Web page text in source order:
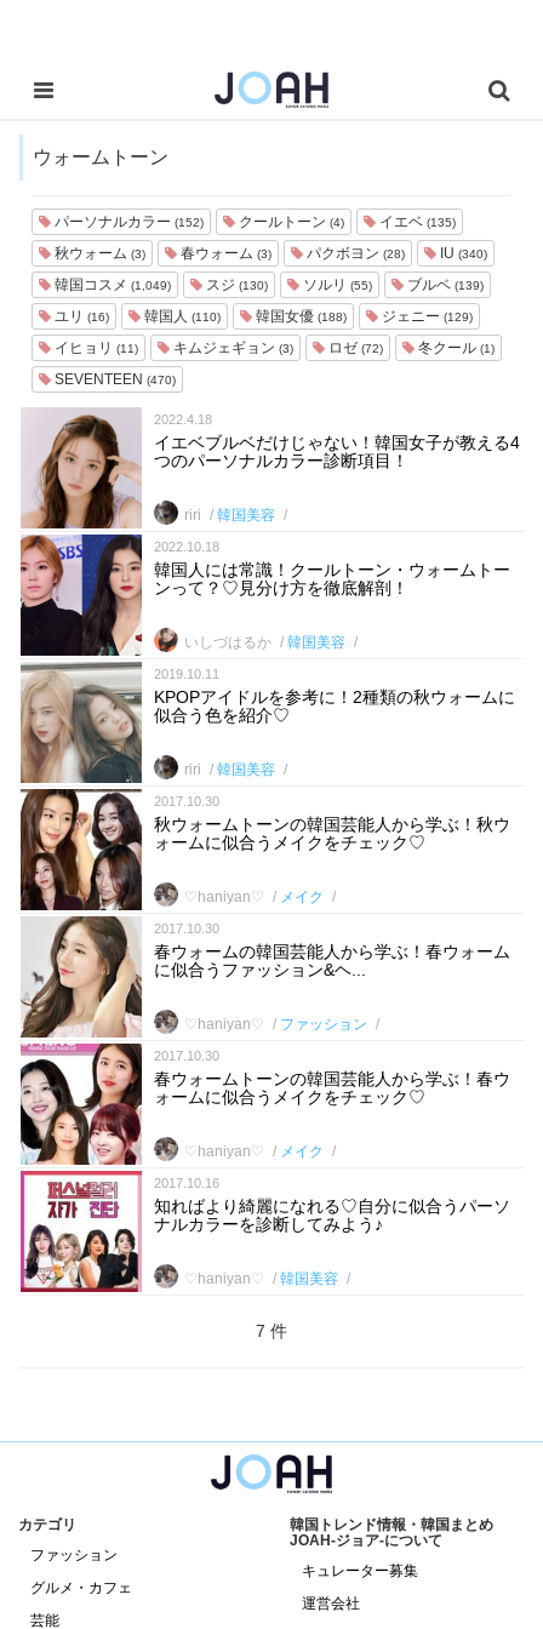
ウォームトーン
パーソナルカラー (152) クールトーン (4) イエベ (135)
秋ウォーム (3) 春ウォーム (3) パクボヨン (28) IU (340)
韓国コスメ (1,049) スジ (130) ソルリ (55) ブルベ (139)
ユリ (16) 韓国人 (110) 韓国女優 (188) ジェニー (129)
イヒョリ (11) キムジェギョン (3) ロゼ (72) 冬クール (1)
SEVENTEEN (470)
2022.4.18
イエベブルベだけじゃない！韓国女子が教える4
つのパーソナルカラー診断項目！
riri 韓国美容
2022.10.18
韓国人には常識！クールトーン・ウォームトー
ンって？♡見分け方を徹底解剖！
いしづはるか 韓国美容
2019.10.11
KPOPアイドルを参考に！2種類の秋ウォームに
似合う色を紹介♡
riri 韓国美容
2017.10.30
秋ウォームトーンの韓国芸能人から学ぶ！秋ウ
ォームに似合うメイクをチェック♡
♡haniyan♡ メイク
2017.10.30
春ウォームの韓国芸能人から学ぶ！春ウォーム
に似合うファッション&ヘ...
♡haniyan♡ ファッション
2017.10.30
春ウォームトーンの韓国芸能人から学ぶ！春ウ
ォームに似合うメイクをチェック♡
♡haniyan♡ メイク
2017.10.16
知ればより綺麗になれる♡自分に似合うパーソ
ナルカラーを診断してみよう♪
♡haniyan♡ 韓国美容
7 件
カテゴリ
ファッション
グルメ・カフェ
芸能
韓国トレンド情報・韓国まとめ
JOAH-ジョア-について
キュレーター募集
運営会社